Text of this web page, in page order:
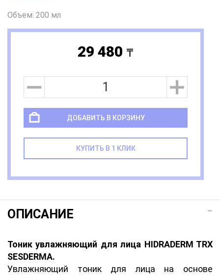
Объем: 200 мл
29 480 a
ДОБАВИТЬ В КОРЗИНУ
КУПИТЬ В 1 КЛИК
ОПИСАНИЕ
Тоник увлажняющий для лица HIDRADERM TRX
SESDERMA.
Увлажняющий тоник для лица на основе